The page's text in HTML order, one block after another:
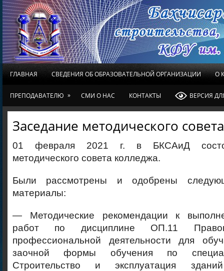
ГЛАВНАЯ СВЕДЕНИЯ ОБ ОБРАЗОВАТЕЛЬНОЙ ОРГАНИЗАЦИИ О
ПРЕПОДАВАТЕЛЮ » СМИ О НАС КОНТАКТЫ ВЕРСИЯ
Заседание методического совета
01 февраля 2021 г. в БКСАиД
методического совета колледжа.
Были рассмотрены и одобрены
материалы:
— Методические рекомендации к
работ по дисциплине ОП.11
профессиональной деятельности для
заочной формы обучения по
Строительство и эксплуатация